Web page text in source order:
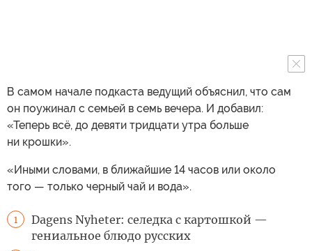
В самом начале подкаста ведущий объяснил, что сам
он поужинал с семьей в семь вечера. И добавил:
«Теперь всё, до девяти тридцати утра больше
ни крошки».
«Иными словами, в ближайшие 14 часов или около
того — только черный чай и вода».
1
Dagens Nyheter: селедка с картошкой —
гениальное блюдо русских